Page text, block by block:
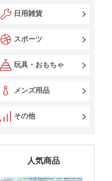
日用雑貨
スポーツ
玩具・おもちゃ
メンズ用品
その他
人気商品